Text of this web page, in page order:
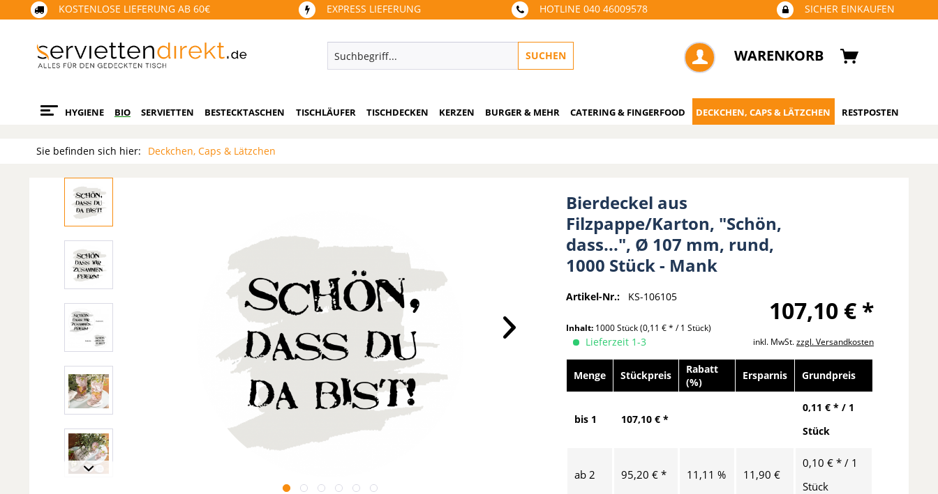
KOSTENLOSE LIEFERUNG AB 60€ EXPRESS LIEFERUNG HOTLINE 040 46009578 SICHER EINKAUFEN
SUCHEN WARENKORB
HYGIENE BIO SERVIETTEN BESTECKTASCHEN TISCHLÄUFER TISCHDECKEN KERZEN BURGER & MEHR CATERING & FINGERFOOD DECKCHEN, CAPS & LÄTZCHEN RESTPOSTEN
Sie befinden sich hier: Deckchen, Caps & Lätzchen
Bierdeckel aus
Filzpappe/Karton, "Schön,
dass...", Ø 107 mm, rund,
1000 Stück - Mank
Artikel-Nr.: KS-106105 107,10 € *
Inhalt: 1000 Stück(0,11 € * / 1 Stück)
inkl. MwSt.zzgl. Versandkosten
Lieferzeit 1-3
Menge Stückpreis
Rabatt
(%)
Ersparnis Grundpreis
bis 1 107,10 € *
0,11 € * / 1
Stück
ab2 95,20 € * 11,11 % 11,90 €
0,10 € * / 1
Stück